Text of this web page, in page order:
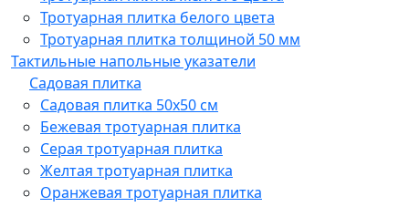
Тротуарная плитка белого цвета
Тротуарная плитка толщиной 50 мм
Тактильные напольные указатели
Садовая плитка
Садовая плитка 50х50 см
Бежевая тротуарная плитка
Серая тротуарная плитка
Желтая тротуарная плитка
Оранжевая тротуарная плитка